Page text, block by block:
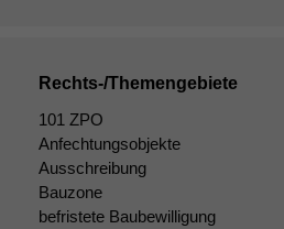
Rechts-/Themengebiete
101 ZPO
Anfechtungsobjekte
Ausschreibung
Bauzone
befristete Baubewilligung